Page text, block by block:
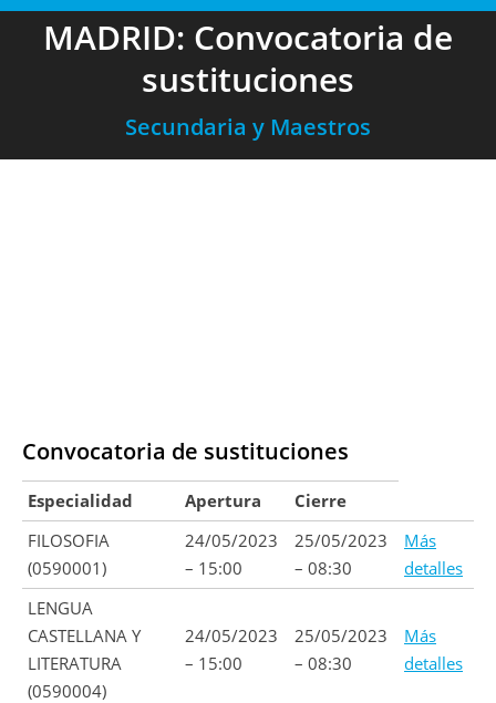
MADRID: Convocatoria de
sustituciones
Secundaria y Maestros
Convocatoria de sustituciones
Especialidad Apertura
Cierre
FILOSOFIA
(0590001)
24/05/2023
– 15:00
25/05/2023
– 08:30
Más
detalles
LENGUA
CASTELLANA Y
LITERATURA
(0590004)
24/05/2023
– 15:00
25/05/2023
– 08:30
Más
detalles